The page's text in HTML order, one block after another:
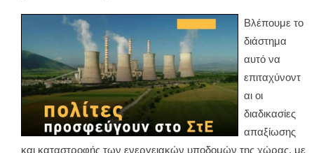
Βλέπουμε το
διάστημα
αυτό να
επιταχύνοντ
αι οι
διαδικασίες
απαξίωσης
και καταστροφής των ενεργειακών υποδομών της χώρας, με